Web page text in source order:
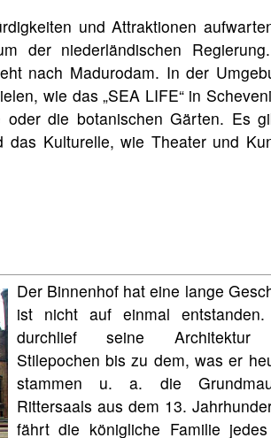
und Attraktionen
der niederländischen
nach Madurodam. In der
wie das „SEA LIFE“ in
oder die botanischen Gärten. Es
Kulturelle, wie Theater und
Der Binnenhof hat eine lange
ist nicht auf einmal entstanden.
durchlief seine Architektur
Stilepochen bis zu dem, was er
stammen u. a. die
Rittersaals aus dem 13.
fährt die königliche Familie